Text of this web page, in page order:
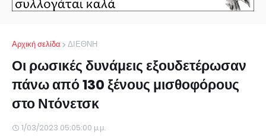
Αρχική σελίδα ΔΙΕΘΝΗ
Οι ρωσικές δυνάμεις εξουδετέρωσαν
πάνω από 130 ξένους μισθοφόρους
στο Ντόνετσκ
1/03/2023 05:05:00 μ.μ.